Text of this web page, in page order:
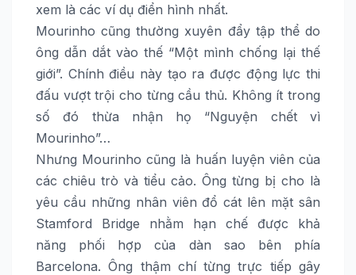
xem là các ví dụ điển hình nhất.
Mourinho cũng thường xuyên đẩy tập thể do
ông dẫn dắt vào thế “Một mình chống lại thế
giới”. Chính điều này tạo ra được động lực thi
đấu vượt trội cho từng cầu thủ. Không ít trong
số đó thừa nhận họ “Nguyện chết vì
Mourinho”…
Nhưng Mourinho cũng là huấn luyện viên của
các chiêu trò và tiểu cảo. Ông từng bị cho là
yêu cầu những nhân viên đổ cát lên mặt sân
Stamford Bridge nhằm hạn chế được khả
năng phối hợp của dàn sao bên phía
Barcelona. Ông thậm chí từng trực tiếp gây